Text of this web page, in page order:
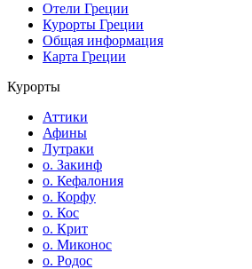
Отели Греции
Курорты Греции
Общая информация
Карта Греции
Курорты
Аттики
Афины
Лутраки
о. Закинф
о. Кефалония
о. Корфу
о. Кос
о. Крит
о. Миконос
о. Родос